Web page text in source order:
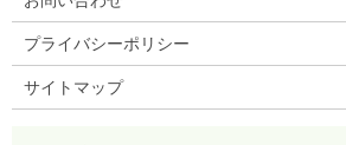
プライバシーポリシー
サイトマップ